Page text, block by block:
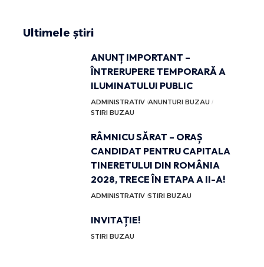
Ultimele știri
ANUNȚ IMPORTANT –
ÎNTRERUPERE TEMPORARĂ A
ILUMINATULUI PUBLIC
ADMINISTRATIV ANUNTURI BUZAU
STIRI BUZAU
RÂMNICU SĂRAT – ORAȘ
CANDIDAT PENTRU CAPITALA
TINERETULUI DIN ROMÂNIA
2028, TRECE ÎN ETAPA A II-A!
ADMINISTRATIV STIRI BUZAU
INVITAȚIE!
STIRI BUZAU